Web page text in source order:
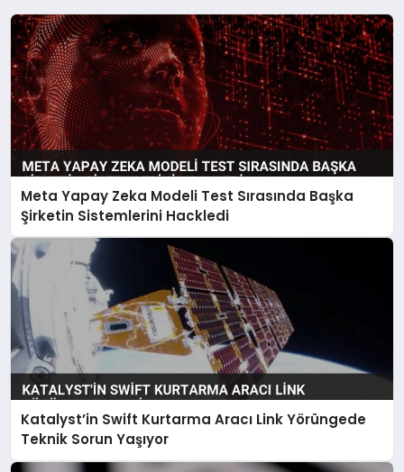
Meta Yapay Zeka Modeli Test Sırasında Başka
Şirketin Sistemlerini Hackledi
Katalyst’in Swift Kurtarma Aracı Link Yörüngede
Teknik Sorun Yaşıyor